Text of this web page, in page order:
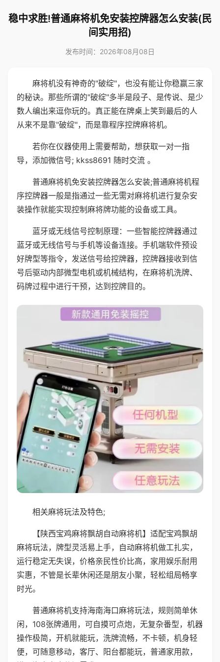
稳中求胜!普通麻将机免安装控牌器怎么安装(民
间实用招)
发布时间：2026年08月08日
麻将机没有神奇的"破绽"，也没有能让你稳赢三家
的秘诀。那些所谓的"破绽"多半是段子、是传说、是少
数人编出来逗你玩的。真正能在牌桌上笑到最后的人
从来不是靠"破绽"，而是靠程序控牌麻将机。
若你在仪器使用上需要帮助，想获取一对一指
导，添加微信号; kkss8691 随时交流 。
普通麻将机免安装控牌器怎么安装;普通麻将机程
序控牌器一般是指通过一些无需对麻将机进行复杂安
装操作就能实现控制麻将牌功能的设备或工具。
蓝牙或无线信号控制原理：一些智能控牌器通过
蓝牙或无线信号与手机等设备连接。手机端软件预设
好牌型等指令，发送信号给控牌器，控牌器接收到信
号后驱动内部微型电机或机械结构，在麻将机洗牌、
码牌过程中进行干预，达到控牌目的。
相关麻将玩法及特色;
【陕西宝鸡麻将飘胡自动麻将机】适配宝鸡飘胡
麻将玩法，牌型灵活易上手，自动麻将机做工扎实，
运行稳定无失误，价格亲民性价比高，家用娱乐耐用
实惠，不管是长辈休闲还是朋友小聚，轻松组局畅享
时光。
普通麻将机支持海南海口麻将玩法，规则简单休
闲，108张牌通用，可自摸可点炮，无复杂番型，机器
操作极简，开机就能玩，洗牌流畅，不卡顿，机身轻
便，可随意移动，客厅、阳台都能玩，普通家用款，